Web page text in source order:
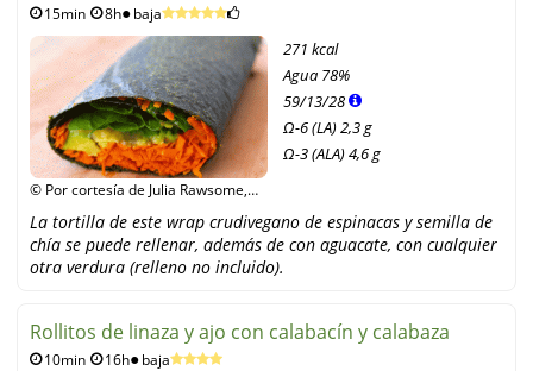
aguacate
15min 8h baja
© Por cortesía de Julia Rawsome,
271 kcal
Agua 78%
59/13/28
Ω-6 (LA) 2,3 g
Ω-3 (ALA) 4,6 g
La tortilla de este wrap crudivegano de espinacas y semilla de
chía se puede rellenar, además de con aguacate, con cualquier
otra verdura (relleno no incluido).
Rollitos de linaza y ajo con calabacín y calabaza
10min 16h baja